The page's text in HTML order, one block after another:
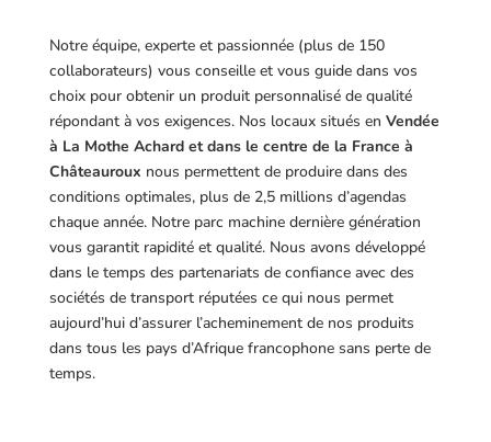
Notre équipe, experte et passionnée (plus de 150
collaborateurs) vous conseille et vous guide dans vos
choix pour obtenir un produit personnalisé de qualité
répondant à vos exigences. Nos locaux situés en Vendée
à La Mothe Achard et dans le centre de la France à
Châteauroux nous permettent de produire dans des
conditions optimales, plus de 2,5 millions d’agendas
chaque année. Notre parc machine dernière génération
vous garantit rapidité et qualité. Nous avons développé
dans le temps des partenariats de confiance avec des
sociétés de transport réputées ce qui nous permet
aujourd’hui d’assurer l’acheminement de nos produits
dans tous les pays d’Afrique francophone sans perte de
temps.